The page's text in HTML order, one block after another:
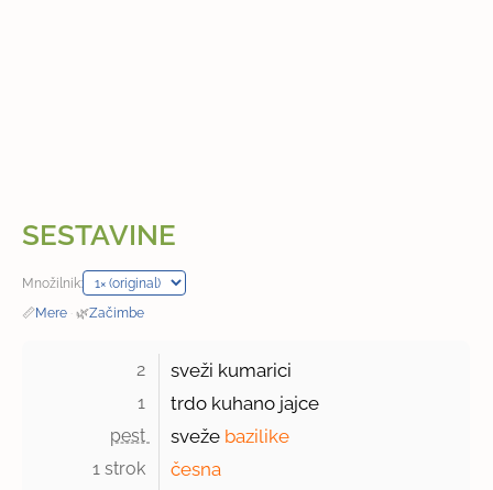
SESTAVINE
Množilnik:
📏Mere · 🌿Začimbe
2 sveži kumarici
1 trdo kuhano jajce
pest sveže bazilike
1 strok česna